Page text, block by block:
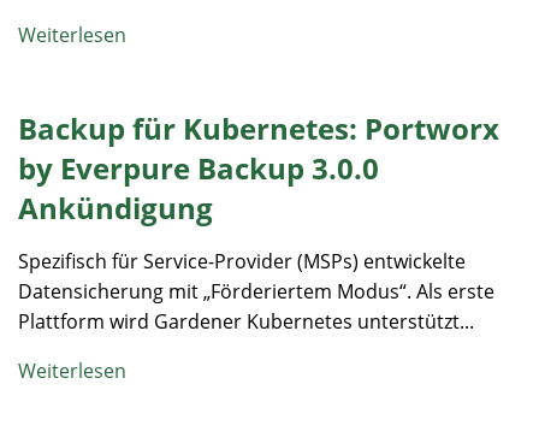
Weiterlesen
Backup für Kubernetes: Portworx
by Everpure Backup 3.0.0
Ankündigung
Spezifisch für Service-Provider (MSPs) entwickelte
Datensicherung mit „Förderiertem Modus“. Als erste
Plattform wird Gardener Kubernetes unterstützt...
Weiterlesen